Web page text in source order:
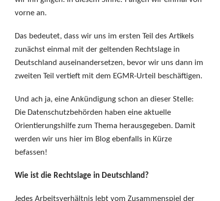
vorne an.
Das bedeutet, dass wir uns im ersten Teil des Artikels
zunächst einmal mit der geltenden Rechtslage in
Deutschland auseinandersetzen, bevor wir uns dann im
zweiten Teil vertieft mit dem EGMR-Urteil beschäftigen.
Und ach ja, eine Ankündigung schon an dieser Stelle:
Die Datenschutzbehörden haben eine aktuelle
Orientierungshilfe zum Thema herausgegeben. Damit
werden wir uns hier im Blog ebenfalls in Kürze
befassen!
Wie ist die Rechtslage in Deutschland?
Jedes Arbeitsverhältnis lebt vom Zusammenspiel der